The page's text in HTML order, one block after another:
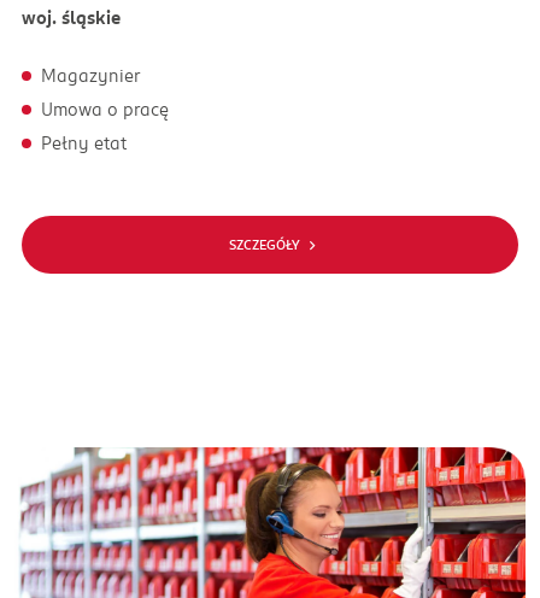
woj. śląskie
Magazynier
Umowa o pracę
Pełny etat
SZCZEGÓŁY